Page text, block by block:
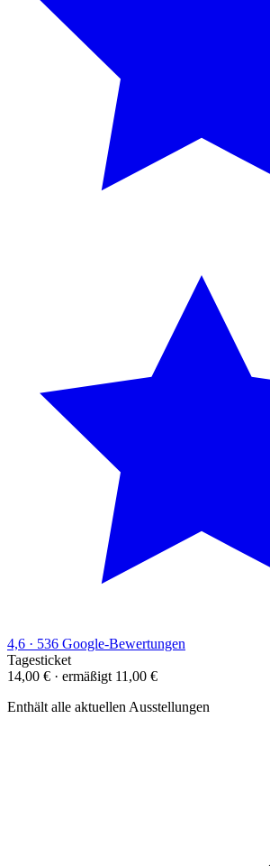
4,6 · 536 Google-Bewertungen
Tagesticket
14,00 € · ermäßigt 11,00 €
Enthält alle aktuellen Ausstellungen